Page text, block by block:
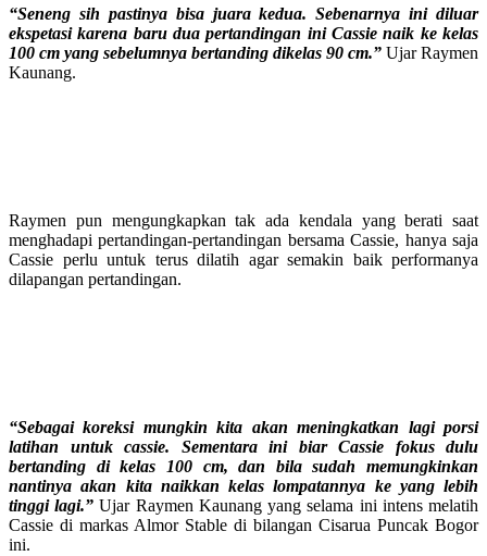
“Seneng sih pastinya bisa juara kedua. Sebenarnya ini diluar
ekspetasi karena baru dua pertandingan ini Cassie naik ke kelas
100 cm yang sebelumnya bertanding dikelas 90 cm.” Ujar Raymen
Kaunang.
Raymen pun mengungkapkan tak ada kendala yang berati saat
menghadapi pertandingan-pertandingan bersama Cassie, hanya saja
Cassie perlu untuk terus dilatih agar semakin baik performanya
dilapangan pertandingan.
“Sebagai koreksi mungkin kita akan meningkatkan lagi porsi
latihan untuk cassie. Sementara ini biar Cassie fokus dulu
bertanding di kelas 100 cm, dan bila sudah memungkinkan
nantinya akan kita naikkan kelas lompatannya ke yang lebih
tinggi lagi.” Ujar Raymen Kaunang yang selama ini intens melatih
Cassie di markas Almor Stable di bilangan Cisarua Puncak Bogor
ini.